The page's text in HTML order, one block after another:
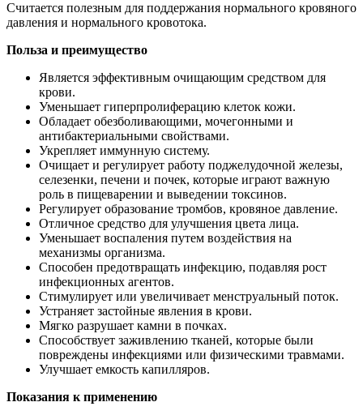
Считается полезным для поддержания нормального кровяного
давления и нормального кровотока.
Польза и преимущество
Является эффективным очищающим средством для
крови.
Уменьшает гиперпролиферацию клеток кожи.
Обладает обезболивающими, мочегонными и
антибактериальными свойствами.
Укрепляет иммунную систему.
Очищает и регулирует работу поджелудочной железы,
селезенки, печени и почек, которые играют важную
роль в пищеварении и выведении токсинов.
Регулирует образование тромбов, кровяное давление.
Отличное средство для улучшения цвета лица.
Уменьшает воспаления путем воздействия на
механизмы организма.
Способен предотвращать инфекцию, подавляя рост
инфекционных агентов.
Стимулирует или увеличивает менструальный поток.
Устраняет застойные явления в крови.
Мягко разрушает камни в почках.
Способствует заживлению тканей, которые были
повреждены инфекциями или физическими травмами.
Улучшает емкость капилляров.
Показания к применению